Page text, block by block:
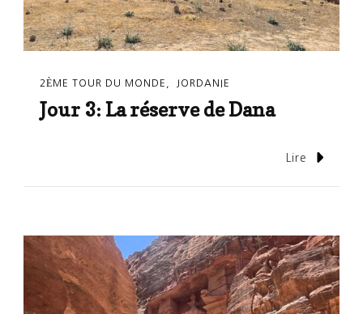
2ÈME TOUR DU MONDE JORDANIE
Jour 3: La réserve de Dana
Lire